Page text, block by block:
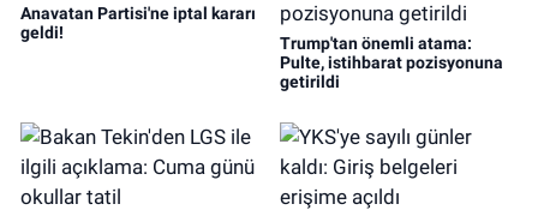
Anavatan Partisi'ne iptal kararı
geldi!
Trump'tan önemli atama:
Pulte, istihbarat pozisyonuna
getirildi